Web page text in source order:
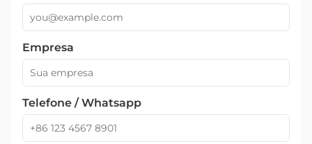
Empresa
Telefone / Whatsapp